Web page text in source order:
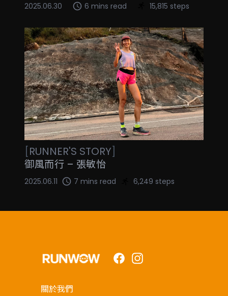
2025.06.30 6 mins read 15,815 steps
[RUNNER'S STORY]
御風而行 – 張敏怡
2025.06.11 7 mins read 6,249 steps
FacebookInstagram
關於我們